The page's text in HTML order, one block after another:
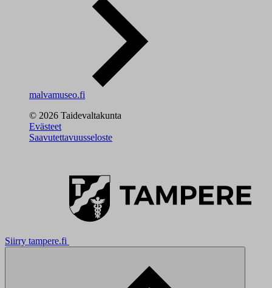
malvamuseo.fi
© 2026 Taidevaltakunta
Evästeet
Saavutettavuusseloste
Siirry tampere.fi